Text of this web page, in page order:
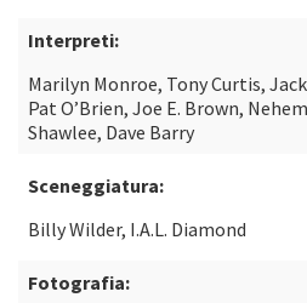
Interpreti:
Marilyn Monroe, Tony Curtis,
Pat O’Brien, Joe E. Brown,
Shawlee, Dave Barry
Sceneggiatura:
Billy Wilder, I.A.L. Diamond
Fotografia: